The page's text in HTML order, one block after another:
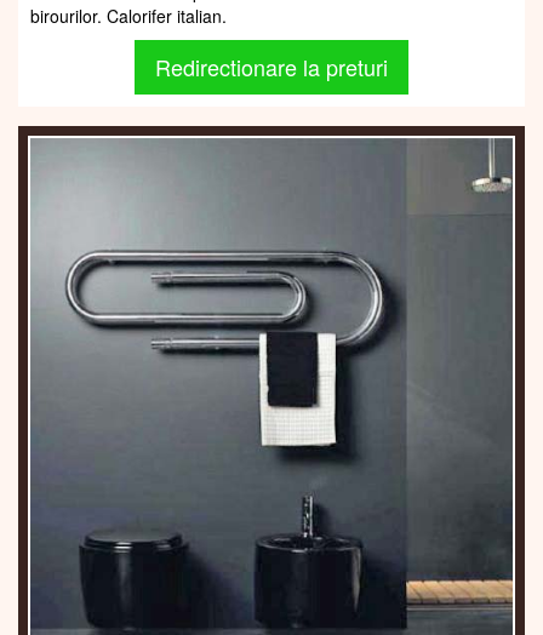
birourilor. Calorifer italian.
Redirectionare la preturi